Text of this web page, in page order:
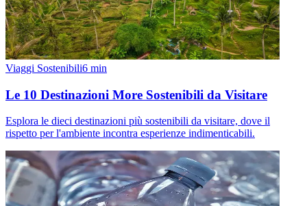
Viaggi Sostenibili6 min
Le 10 Destinazioni More Sostenibili da Visitare
Esplora le dieci destinazioni più sostenibili da visitare, dove il
rispetto per l'ambiente incontra esperienze indimenticabili.